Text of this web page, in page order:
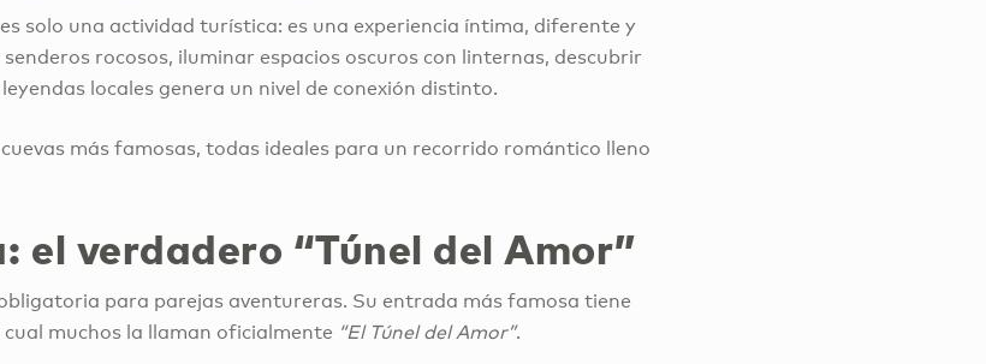
solo una actividad turística: es una experiencia íntima, diferente y
rocosos, iluminar espacios oscuros con linternas, descubrir
locales genera un nivel de conexión distinto.
más famosas, todas ideales para un recorrido romántico lleno
el verdadero “Túnel del Amor”
para parejas aventureras. Su entrada más famosa tiene
muchos la llaman oficialmente “El Túnel del Amor”.